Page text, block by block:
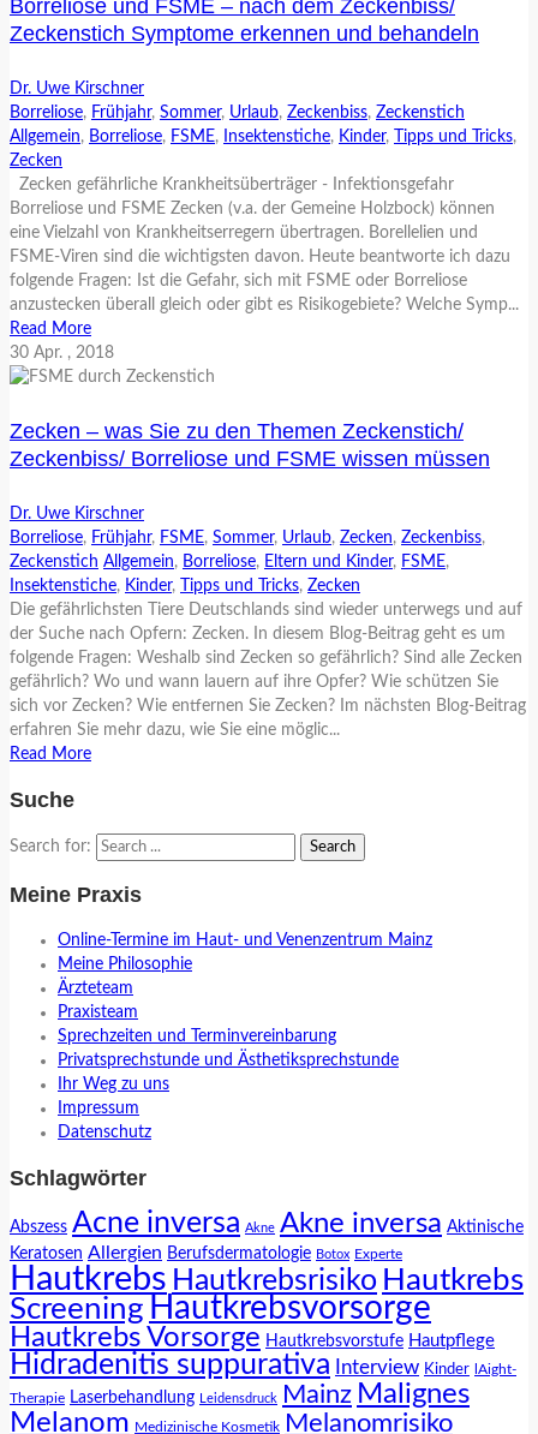
Borreliose und FSME – nach dem Zeckenbiss/
Zeckenstich Symptome erkennen und behandeln
Dr. Uwe Kirschner
Borreliose, Frühjahr, Sommer, Urlaub, Zeckenbiss, Zeckenstich
Allgemein, Borreliose, FSME, Insektenstiche, Kinder, Tipps und Tricks,
Zecken
Zecken gefährliche Krankheitsüberträger - Infektionsgefahr
Borreliose und FSME Zecken (v.a. der Gemeine Holzbock) können
eine Vielzahl von Krankheitserregern übertragen. Borellelien und
FSME-Viren sind die wichtigsten davon. Heute beantworte ich dazu
folgende Fragen: Ist die Gefahr, sich mit FSME oder Borreliose
anzustecken überall gleich oder gibt es Risikogebiete? Welche Symp...
Read More
30 Apr. , 2018
Zecken – was Sie zu den Themen Zeckenstich/
Zeckenbiss/ Borreliose und FSME wissen müssen
Dr. Uwe Kirschner
Borreliose, Frühjahr, FSME, Sommer, Urlaub, Zecken, Zeckenbiss,
Zeckenstich Allgemein, Borreliose, Eltern und Kinder, FSME,
Insektenstiche, Kinder, Tipps und Tricks, Zecken
Die gefährlichsten Tiere Deutschlands sind wieder unterwegs und auf
der Suche nach Opfern: Zecken. In diesem Blog-Beitrag geht es um
folgende Fragen: Weshalb sind Zecken so gefährlich? Sind alle Zecken
gefährlich? Wo und wann lauern auf ihre Opfer? Wie schützen Sie
sich vor Zecken? Wie entfernen Sie Zecken? Im nächsten Blog-Beitrag
erfahren Sie mehr dazu, wie Sie eine möglic...
Read More
Suche
Search for:
Meine Praxis
Online-Termine im Haut- und Venenzentrum Mainz
Meine Philosophie
Ärzteteam
Praxisteam
Sprechzeiten und Terminvereinbarung
Privatsprechstunde und Ästhetiksprechstunde
Ihr Weg zu uns
Impressum
Datenschutz
Schlagwörter
Abszess Acne inversa Akne Akne inversa Aktinische
Keratosen Allergien Berufsdermatologie Botox Experte
Hautkrebs Hautkrebsrisiko Hautkrebs
Screening Hautkrebsvorsorge
Hautkrebs Vorsorge Hautkrebsvorstufe Hautpflege
Hidradenitis suppurativa Interview Kinder lAight-
Therapie Laserbehandlung Leidensdruck Mainz Malignes
Melanom Medizinische Kosmetik Melanomrisiko